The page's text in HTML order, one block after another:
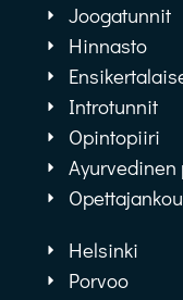
Joogatunnit
Hinnasto
Introtunnit
Opintopiiri
Helsinki
Porvoo